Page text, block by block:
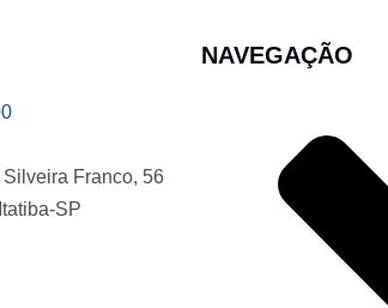
Franco, 56
SP
NAVEGAÇÃO